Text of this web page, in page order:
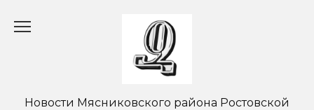
Новости Мясниковского района Ростовской